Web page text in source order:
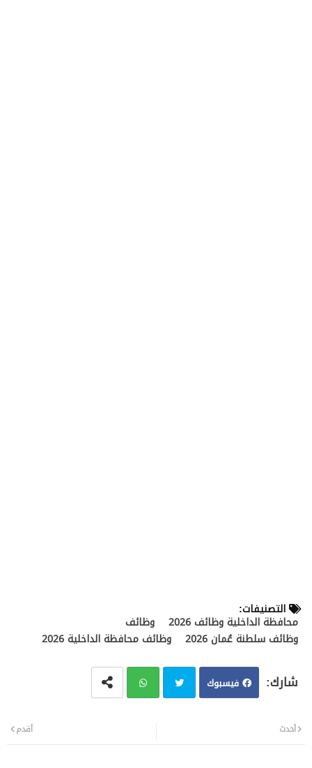
التصنيفات:
محافظة الداخلية وظائف 2026
وظائف
وظائف سلطنة عُمان 2026
وظائف محافظة الداخلية 2026
فيسبوك
أحدث أقدم